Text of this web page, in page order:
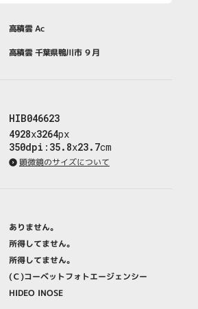
高積雲 Ac
高積雲 千葉県鴨川市 ９月
HIB046623
4928x3264px
350dpi : 35.8x23.7cm
顕微鏡のサイズについて
ありません。
所得してません。
所得してません。
(Ｃ)コーベットフォトエージェンシー
HIDEO INOSE